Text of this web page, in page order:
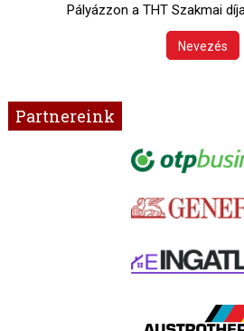
Pályázzon a THT Szakmai
Nevezés
Partnereink